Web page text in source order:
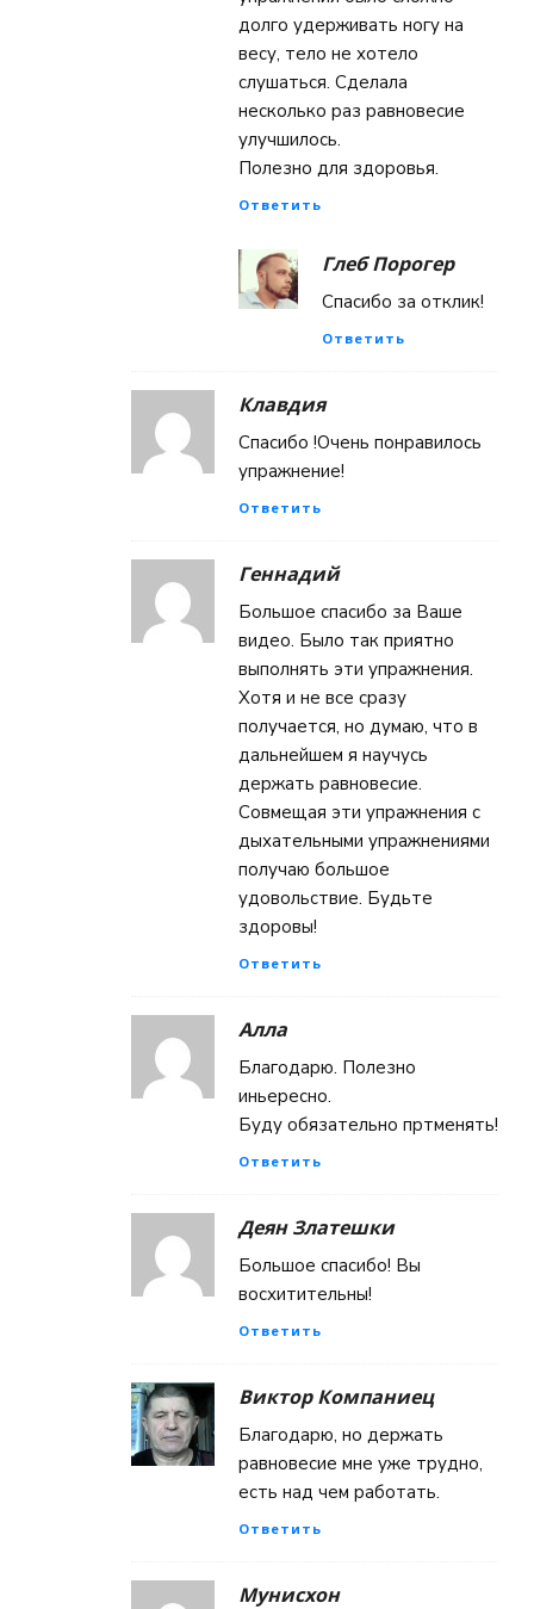
долго удерживать ногу на
весу, тело не хотело
слушаться. Сделала
несколько раз равновесие
улучшилось.
Полезно для здоровья.
Ответить
Глеб Порогер
Спасибо за отклик!
Ответить
Клавдия
Спасибо !Очень понравилось
упражнение!
Ответить
Геннадий
Большое спасибо за Ваше
видео. Было так приятно
выполнять эти упражнения.
Хотя и не все сразу
получается, но думаю, что в
дальнейшем я научусь
держать равновесие.
Совмещая эти упражнения с
дыхательными упражнениями
получаю большое
удовольствие. Будьте
здоровы!
Ответить
Алла
Благодарю. Полезно
иньересно.
Буду обязательно пртменять!
Ответить
Деян Златешки
Большое спасибо! Вы
восхитительны!
Ответить
Виктор Компаниец
Благодарю, но держать
равновесие мне уже трудно,
есть над чем работать.
Ответить
Мунисхон